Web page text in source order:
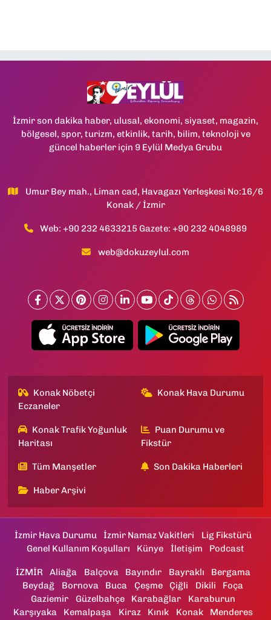
İzmir son dakika haber, ulusal, ekonomi, siyaset, magazin,
bölgesel, spor, turizm, etkinlik, tarih, bilim, teknoloji ve
güncel haberler için 9 Eylül Medya Grubu
Umur Bey mah., Liman cad, Havagazı Yerleşkesi No:16/6
Konak / İzmir
Web: +90 232 4633215 Gazete: +90 232 4048989
web@dokuzeylul.com
Konak Nöbetçi
Eczaneler
Konak Hava Durumu
Konak Trafik Yoğunluk
Haritası
Puan Durumu ve
Fikstür
Tüm Manşetler Son Dakika Haberleri
Haber Arşivi
İzmir Hava Durumu İzmir Namaz Vakitleri
Lig Fikstürü
Genel Kullanım Koşulları
Künye İletişim Podcast
İZMİR Aliağa Balçova Bayındır Bayraklı
Bergama
Beydağ
Bornova Buca Çeşme Çiğli Dikili
Foça
Gaziemir
Güzelbahçe Karabağlar
Karaburun
Karşıyaka
Kemalpaşa Kiraz Kınık Konak Menderes